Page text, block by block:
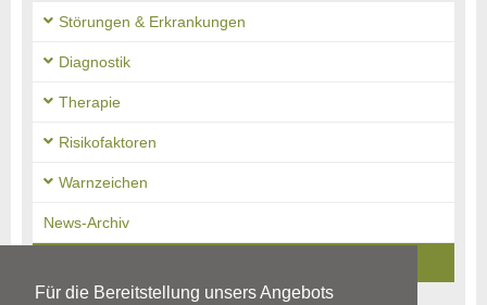
Für die Bereitstellung unsers Angebots
Störungen & Erkrankungen
Diagnostik
Therapie
Risikofaktoren
Warnzeichen
News-Archiv